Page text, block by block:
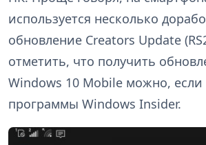
используется несколько
обновление Creators Update
отметить, что получить
Windows 10 Mobile можно,
программы Windows Insider.